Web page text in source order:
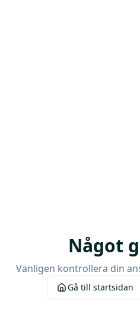
Något
Vänligen kontrollera din
Gå till startsidan